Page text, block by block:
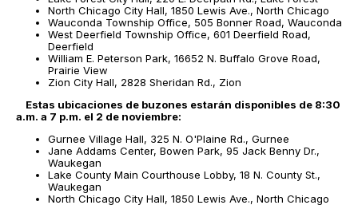
North Chicago City Hall, 1850 Lewis Ave., North Chicago
Wauconda Township Office, 505 Bonner Road, Wauconda
West Deerfield Township Office, 601 Deerfield Road,
Deerfield
William E. Peterson Park, 16652 N. Buffalo Grove Road,
Prairie View
Zion City Hall, 2828 Sheridan Rd., Zion
Estas ubicaciones de buzones estarán disponibles de 8:30
a.m. a 7 p.m. el 2 de noviembre:
Gurnee Village Hall, 325 N. O'Plaine Rd., Gurnee
Jane Addams Center, Bowen Park, 95 Jack Benny Dr.,
Waukegan
Lake County Main Courthouse Lobby, 18 N. County St.,
Waukegan
North Chicago City Hall, 1850 Lewis Ave., North Chicago